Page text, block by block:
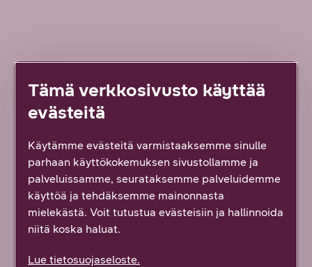
Löysitkö etsimäsi tiedon tältä sivulta?
Palautteesi on tärkeää!
vastausta
Kyllä löysin
Osittain
En lainkaan
Tämä verkkosivusto käyttää
evästeitä
Käytämme evästeitä varmistaaksemme sinulle
parhaan käyttökokemuksen sivustollamme ja
palveluissamme, seurataksemme palveluidemme
käyttöä ja tehdäksemme mainonnasta
mielekästä. Voit tutustua evästeisiin ja hallinnoida
niitä koska haluat.
Lue tietosuojaseloste.